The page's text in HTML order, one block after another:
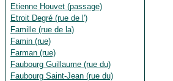
Etienne Houvet (passage)
Etroit Degré (rue de l')
Famille (rue de la)
Famin (rue)
Farman (rue)
Faubourg Guillaume (rue du)
Faubourg Saint-Jean (rue du)